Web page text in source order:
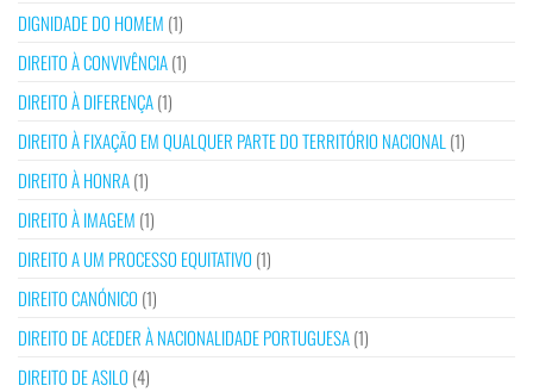
DIGNIDADE DO HOMEM (1)
DIREITO À CONVIVÊNCIA(1)
DIREITO À DIFERENÇA(1)
DIREITO À FIXAÇÃO EM QUALQUER PARTE DO TERRITÓRIO NACIONAL (1)
DIREITO À HONRA(1)
DIREITO À IMAGEM (1)
DIREITO A UM PROCESSO EQUITATIVO (1)
DIREITO CANÓNICO (1)
DIREITO DE ACEDER À NACIONALIDADE PORTUGUESA(1)
DIREITO DE ASILO (4)